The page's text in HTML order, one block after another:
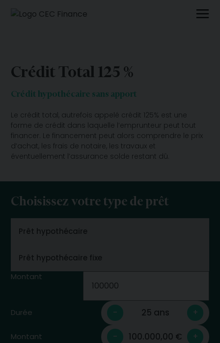
Crédit Total 125 %
Crédit hypothécaire sans apport
Le crédit total, autrefois appelé crédit 125% est une
forme de crédit dans laquelle l’emprunteur peut tout
financer. Le financement peut alors comprendre le prix
d’achat, les frais de notaire, les travaux et
éventuellement l’assurance solde restant dû.
Choisissez votre type de prêt
Montant
Durée - 25 ans +
Montant - 100.000,00 € +